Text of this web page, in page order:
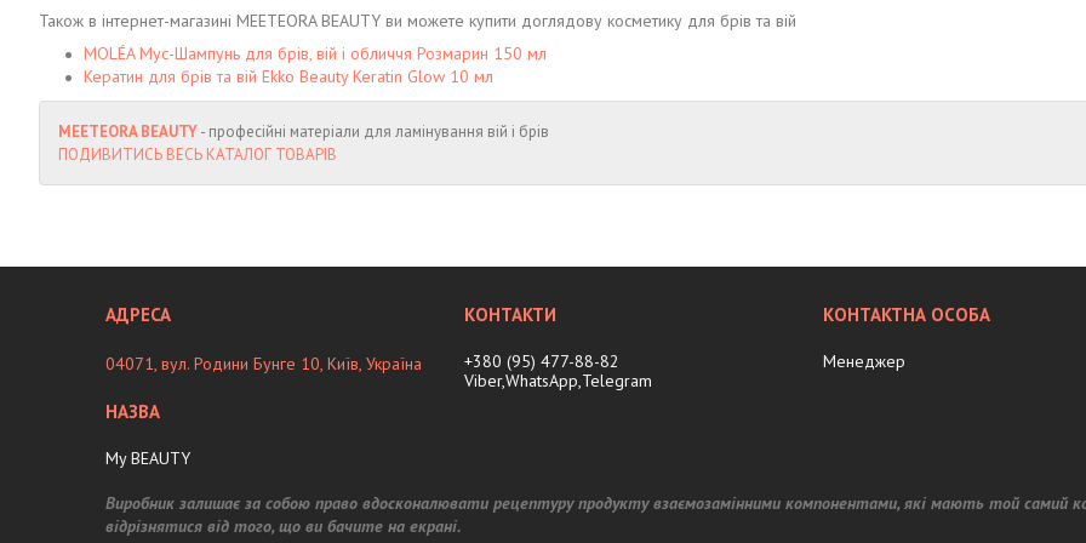
Також в інтернет-магазині MEETEORA BEAUTY ви можете купити доглядову косметику для брів та вій
MOLÉA Мус-Шампунь для брів, вій і обличчя Розмарин 150 мл
Кератин для брів та вій Ekko Beauty Keratin Glow 10 мл
MEETEORA BEAUTY- професійні матеріали для ламінування вій і брів
ПОДИВИТИСЬ ВЕСЬ КАТАЛОГ ТОВАРІВ
04071, вул. Родини Бунге 10, Київ, Україна
My BEAUTY
+380 (95) 477-88-82
Viber,WhatsApp,Telegram
Менеджер
Виробник залишає за собою право вдосконалювати рецептуру продукту взаємозамінними компонентами, які мають той
відрізнятися від того, що ви бачите на екрані.